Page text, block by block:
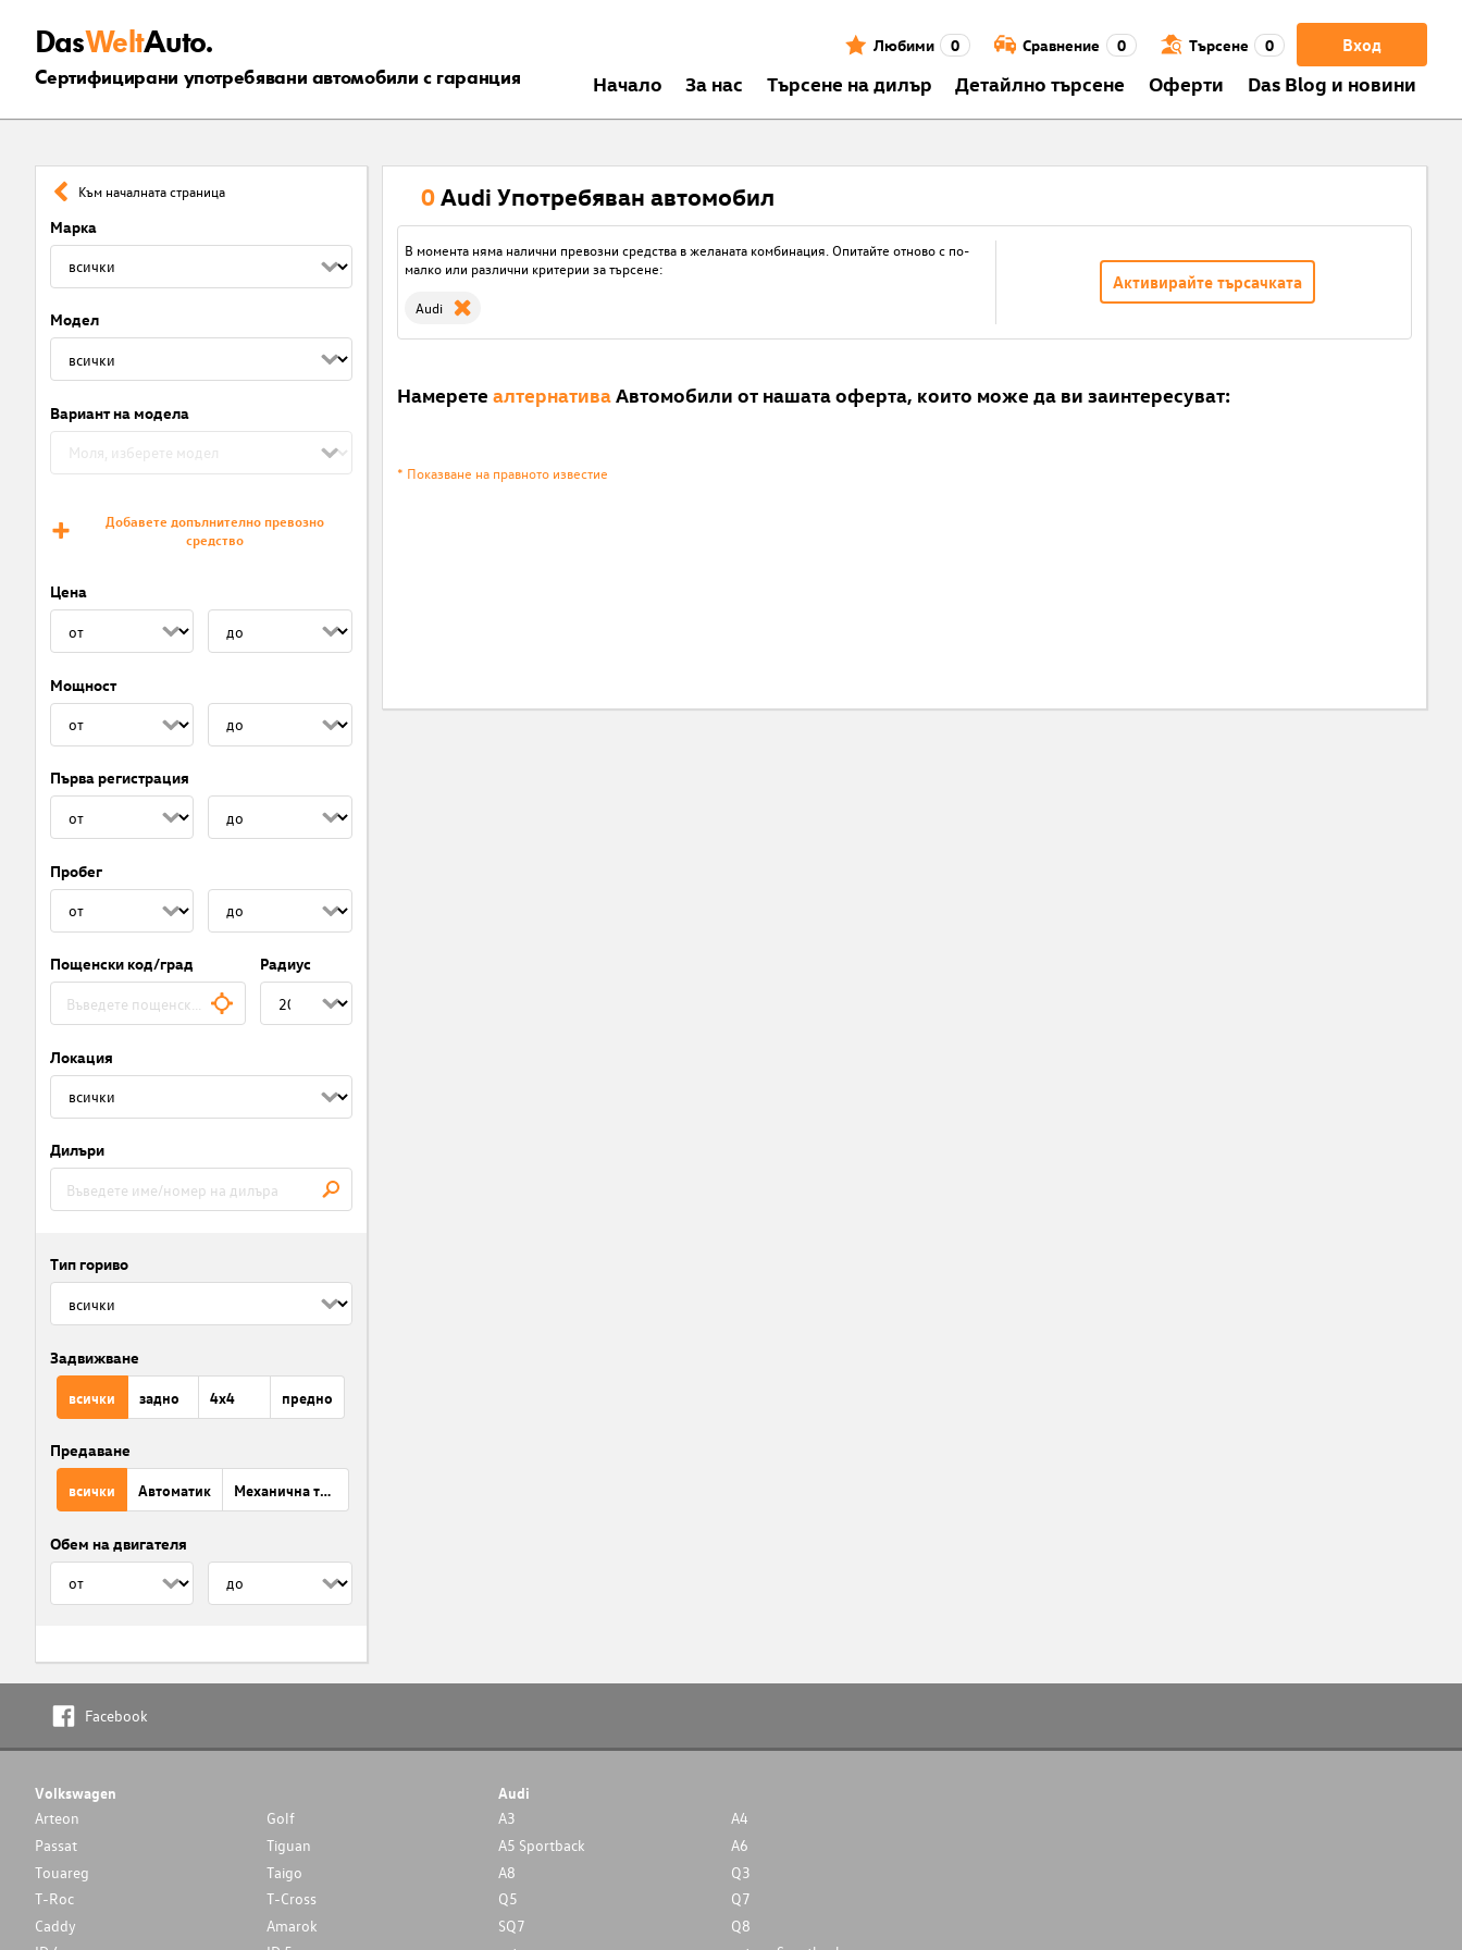
DasWeltAuto.
Сертифицирани употребявани автомобили с гаранция
Вход
Любими 0 Сравнение 0 Търсене 0
Началo За нас Търсене на дилър Детайлно търсене Оферти Das Blog и новини
Към началната страница
Марка
Модел
Вариант на модела
Добавете допълнително превозно
средство
Цена
Мощност
Първа регистрация
Пробег
Пощенски код/град Радиус
Локация
Дилъри
Тип гориво
Задвижване
всички задно 4x4 предно
Предаване
всички Автоматик Механична трансмисия
Обем на двигателя
0 Audi Употребяван автомобил
В момента няма налични превозни средства в желаната комбинация. Опитайте отново с по-
малко или различни критерии за търсене:
Audi
Активирайте търсачката
Намерете алтернатива Автомобили от нашата оферта, които може да ви заинтересуват:
* Показване на правното известие
Facebook
Volkswagen
Arteon
Golf
Passat
Tiguan
Touareg
Taigo
T-Roc
T-Cross
Caddy
Amarok
Audi
A3
A4
A5 Sportback
A6
A8
Q3
Q5
Q7
SQ7
Q8